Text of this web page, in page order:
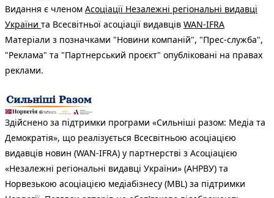
Видання є членом Асоціації Незалежні регіональні видавці
України та Всесвітньої асоціації видавців WAN-IFRA
Матеріали з позначками "Новини компаній", "Прес-служба",
"Реклама" та "Партнерський проєкт" опубліковані на правах
реклами.
Здійснено за підтримки програми «Сильніші разом: Медіа та
Демократія», що реалізується Всесвітньою асоціацією
видавців новин (WAN-IFRA) у партнерстві з Асоціацією
«Незалежні регіональні видавці України» (АНРВУ) та
Норвезькою асоціацією медіабізнесу (MBL) за підтримки